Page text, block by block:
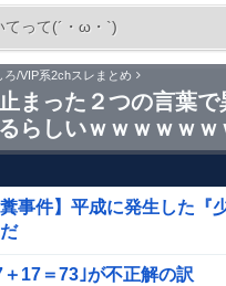
です イオンが戻って良い
」
高校「制服を”これ”に変
えた」
を発見したワイの嫁、全
世界王者・薬師寺保栄被
た罪認める
吉川由紀ちゃんとハ
てって(´・ω・`)
ろ/VIP系2chスレまとめ
まった２つの言葉で
らしいｗｗｗｗｗｗ
糞事件】平成に発生した『
＋17＝73｣が不正解の訳